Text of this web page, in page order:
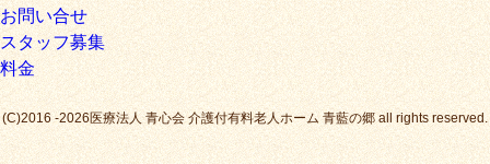
お問い合せ
スタッフ募集
料金
(C)2016 -2026医療法人 青心会 介護付有料老人ホーム 青藍の郷 all rights reserved.